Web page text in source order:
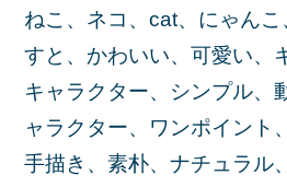
ねこ、ネコ、cat、にゃん
すと、かわいい、可愛い、
キャラクター、シンプル、
ャラクター、ワンポイント
手描き、素朴、ナチュラル